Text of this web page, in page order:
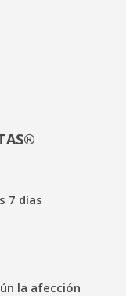
7 días
la afección